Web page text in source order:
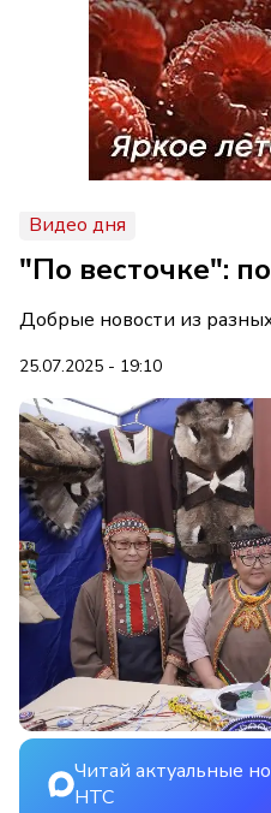
Видео дня
"По весточке":
Добрые новости из
25.07.2025 - 19:10
Читай актуальные
НТС